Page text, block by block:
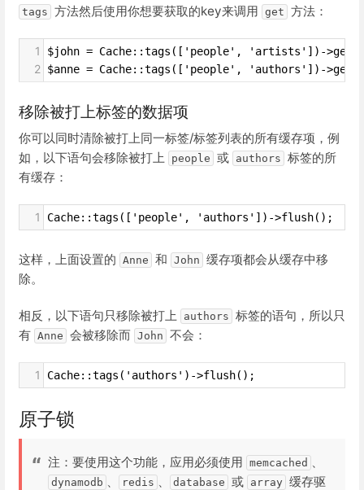
tags 方法然后使用你想要获取的key来调用 get 方法：
1 $john = Cache::tags(['people', 'artists'])-
2 $anne = Cache::tags(['people', 'authors'])-
移除被打上标签的数据项
你可以同时清除被打上同一标签/标签列表的所有缓存项，例
如，以下语句会移除被打上
people 或 authors 标签的所
有缓存：
1 Cache::tags(['people', 'authors'])->flush();
这样，上面设置的 Anne 和 John 缓存项都会从缓存中移
除。
相反，以下语句只移除被打上 authors 标签的语句，所以只
有 Anne 会被移除而 John 不会：
1 Cache::tags('authors')->flush();
原子锁
注：要使用这个功能，应用必须使用 memcached 、
dynamodb 、 redis 、 database 或 array 缓存驱